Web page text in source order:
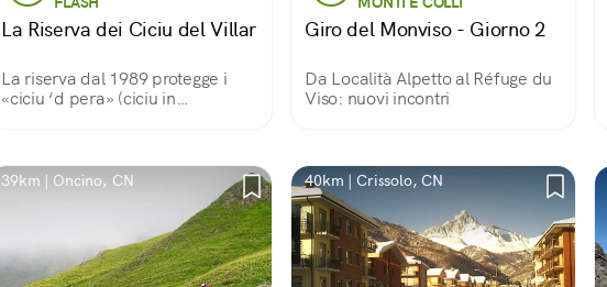
La Riserva dei Ciciu del Villar
La riserva dal 1989 protegge i
«ciciu ‘d pera» (ciciu in
alla fine dell’ultima era glaciale.
Giro del Monviso - Giorno 2
Da Località Alpetto al Réfuge du
Viso: nuovi incontri
39km | Oncino, CN 40km | Crissolo, CN